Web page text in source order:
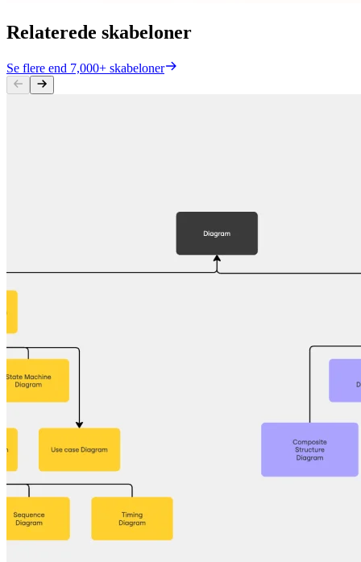
Relaterede skabeloner
Se flere end 7,000+ skabeloner